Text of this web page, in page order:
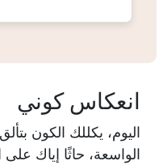
انعكاس كوني
اليوم، يكللك الكون
الواسعة، حاثًا إياك